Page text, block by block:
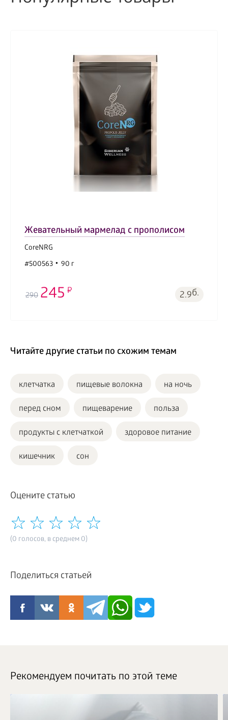
Жевательный мармелад с прополисом
CoreNRG
#500563
90 г
290 245 2.9б.
Читайте другие статьи по схожим темам
клетчатка пищевые волокна на ночь
перед сном пищеварение польза
продукты с клетчаткой здоровое питание
кишечник сон
Оцените статью
(0 голосов, в среднем 0)
Поделиться статьей
Рекомендуем почитать по этой теме